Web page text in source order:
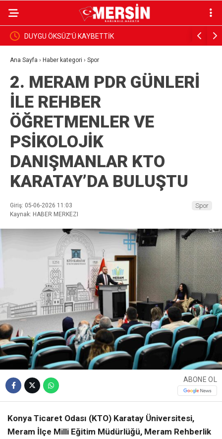
DUYGU ÖKSÜZ’Ü KAYBETTİK BAŞKAN
Ana Sayfa › Haber kategori › Spor
2. MERAM PDR GÜNLERİ
İLE REHBER
ÖĞRETMENLER VE
PSİKOLOJİK
DANIŞMANLAR KTO
KARATAY’DA BULUŞTU
Giriş: 05-06-2026 11:03
Kaynak: HABER MERKEZI
Spor
ABONE OL
Konya Ticaret Odası (KTO) Karatay Üniversitesi,
Meram İlçe Milli Eğitim Müdürlüğü, Meram Rehberlik